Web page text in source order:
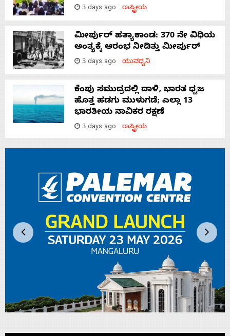
3 days ago ರಾಷ್ಟ್ರೀಯ
ಮೀರ್ಪುರ್ ಹತ್ಯಾಕಾಂಡ: 370 ನೇ ವಿಧಿಯ
ಅಂತ್ಯಕ್ಕೆ ಆರಂಭ ನೀಡಿತ್ತು ಮೀರ್ಪುರ್
3 days ago ಯುವಧ್ವನಿ
ಕೆಂಪು ಸಮುದ್ರದಲ್ಲಿ ದಾಳಿ, ಭಾರತ ಧ್ವಜ
ಹೊತ್ತ ಹಡಗು ಮುಳುಗಡೆ; ಎಲ್ಲಾ 13
ಭಾರತೀಯ ನಾವಿಕರ ರಕ್ಷಣೆ
3 days ago ರಾಷ್ಟ್ರೀಯ